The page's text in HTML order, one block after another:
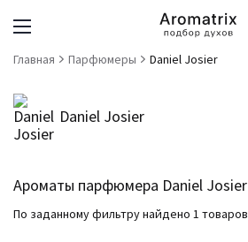
Главная Парфюмеры Daniel Josier
Daniel Josier
Ароматы парфюмера Daniel Josier
По заданному фильтру найдено 1 товаров